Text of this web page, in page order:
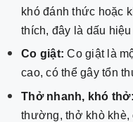
khó đánh thức hoặc
thích, đây là dấu
Co giật: Co giật là
cao, có thể gây tổn
Thở nhanh, khó thở:
thường, thở khò khè,